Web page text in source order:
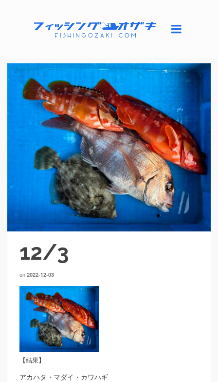
12/3
on 2022-12-03
【結果】
アカハタ・マダイ・カワハギ